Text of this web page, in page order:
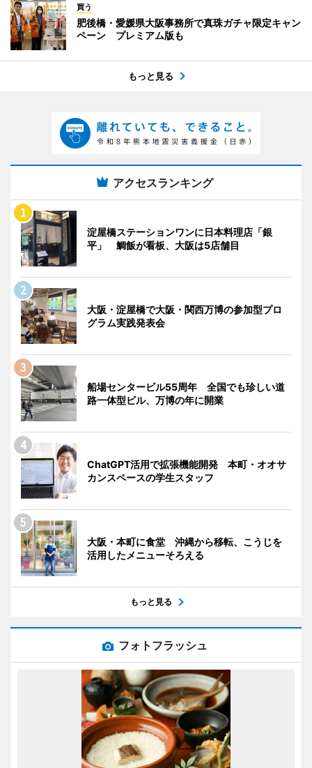
買う
肥後橋・愛媛県大阪事務所で真珠ガチャ限定キャン
ペーン プレミアム版も
もっと見る
アクセスランキング
淀屋橋ステーションワンに日本料理店「銀
平」 鯛飯が看板、大阪は5店舗目
大阪・淀屋橋で大阪・関西万博の参加型プロ
グラム実践発表会
船場センタービル55周年 全国でも珍しい道
路一体型ビル、万博の年に開業
ChatGPT活用で拡張機能開発 本町・オオサ
カンスペースの学生スタッフ
大阪・本町に食堂 沖縄から移転、こうじを
活用したメニューそろえる
もっと見る
フォトフラッシュ